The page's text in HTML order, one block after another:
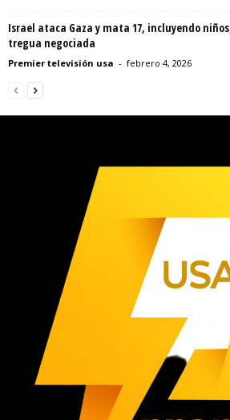
Israel ataca Gaza y mata 17, incluyendo
tregua negociada
Premier televisión usa - febrero 4, 2026